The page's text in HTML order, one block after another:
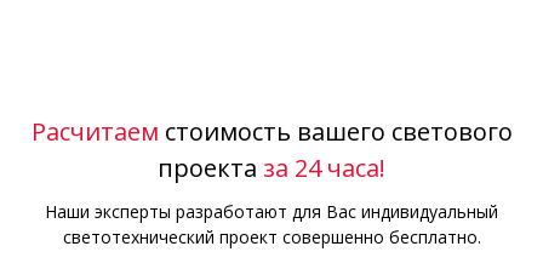
Расчитаем стоимость вашего светового
проекта за 24 часа!
Наши эксперты разработают для Вас индивидуальный
светотехнический проект совершенно бесплатно.